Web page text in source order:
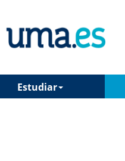
Estudiar